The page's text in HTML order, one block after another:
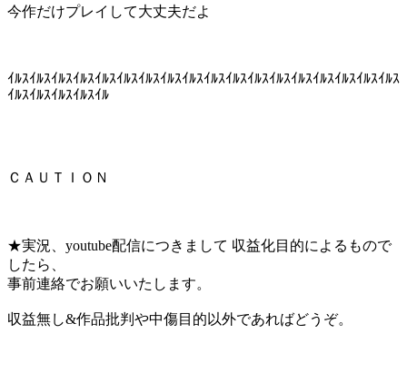
今作だけプレイして大丈夫だよ
ｲﾙｽｲﾙｽｲﾙｽｲﾙｽｲﾙｽｲﾙｽｲﾙｽｲﾙｽｲﾙｽｲﾙｽｲﾙｽｲﾙｽｲﾙｽｲﾙｽｲﾙｽｲﾙｽｲﾙｽｲﾙｽ
ｲﾙｽｲﾙｽｲﾙｽｲﾙｽｲﾙ
ＣＡＵＴＩＯＮ
★実況、youtube配信につきまして 収益化目的によるもので
したら、
事前連絡でお願いいたします。
収益無し&作品批判や中傷目的以外であればどうぞ。